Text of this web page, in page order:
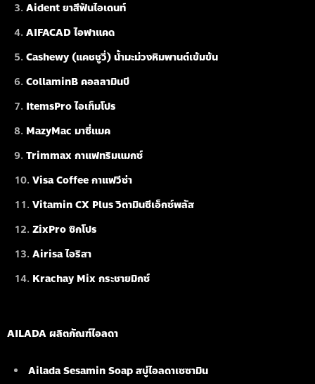
Aident ยาสีฟันไอเดนท์
AIFACAD ไอฟาแคด
Cashewy (แคชชูวี่) น้ำมะม่วงหิมพานต์เข้มข้น
CollaminB คอลลามินบี
ItemsPro ไอเท็มโปร
MazyMac มาซี่แมค
Trimmax กาแฟทริมแมกซ์
Visa Coffee กาแฟวีซ่า
Vitamin CX Plus วิตามินซีเอ็กซ์พลัส
ZixPro ซิกโปร
Airisa ไอริสา
Krachay Mix กระชายมิกซ์
AILADA ผลิตภัณฑ์ไอลดา
Ailada Sesamin Soapสบู่ไอลดาเซซามิน